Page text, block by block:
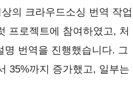
의 크라우드소싱 번역 작업
프로젝트에 참여하였고, 처
번역을 진행했습니다. 그
35%까지 증가했고, 일부는